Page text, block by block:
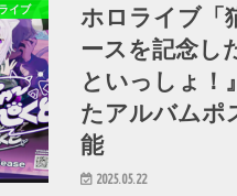
イブ
ホロライブ「
ースを記念し
といっしょ
たアルバムポ
能
2025.05.22